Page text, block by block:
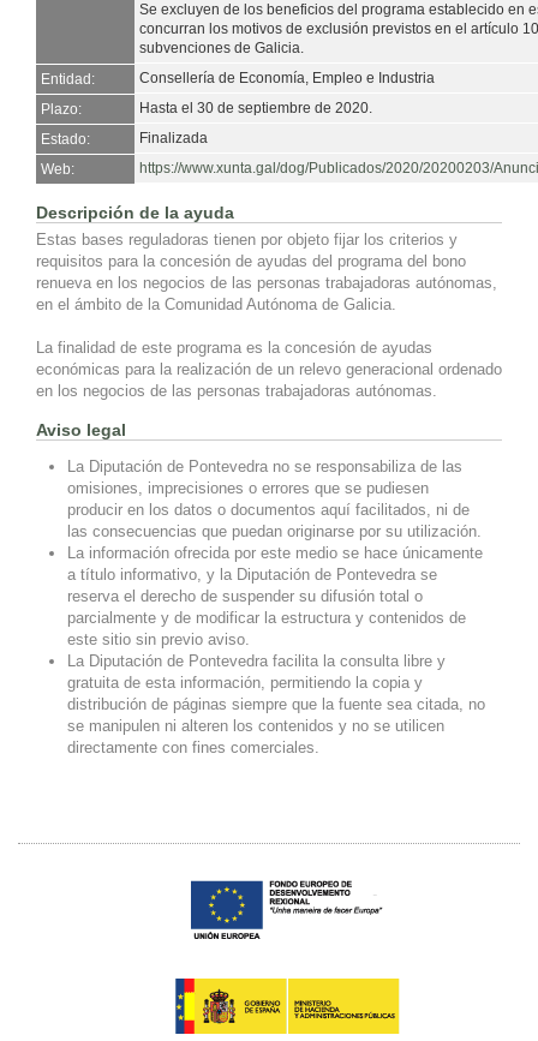
Se excluyen de los beneficios del programa establecido en
concurran los motivos de exclusión previstos en el artículo
subvenciones de Galicia.
Entidad:
Consellería de Economía, Empleo e Industria
Plazo:
Hasta el 30 de septiembre de 2020.
Estado:
Finalizada
Web:
https://www.xunta.gal/dog/Publicados/2020/20200203/
Descripción de la ayuda
Estas bases reguladoras tienen por objeto fijar los criterios y
requisitos para la concesión de ayudas del programa del bono
renueva en los negocios de las personas trabajadoras autónomas,
en el ámbito de la Comunidad Autónoma de Galicia.
La finalidad de este programa es la concesión de ayudas
económicas para la realización de un relevo generacional ordenado
en los negocios de las personas trabajadoras autónomas.
Aviso legal
La Diputación de Pontevedra no se responsabiliza de las
omisiones, imprecisiones o errores que se pudiesen
producir en los datos o documentos aquí facilitados, ni de
las consecuencias que puedan originarse por su utilización.
La información ofrecida por este medio se hace únicamente
a título informativo, y la Diputación de Pontevedra se
reserva el derecho de suspender su difusión total o
parcialmente y de modificar la estructura y contenidos de
este sitio sin previo aviso.
La Diputación de Pontevedra facilita la consulta libre y
gratuita de esta información, permitiendo la copia y
distribución de páginas siempre que la fuente sea citada, no
se manipulen ni alteren los contenidos y no se utilicen
directamente con fines comerciales.